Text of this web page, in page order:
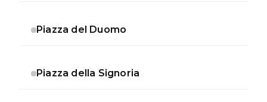
Piazza del Duomo
Piazza della Signoria